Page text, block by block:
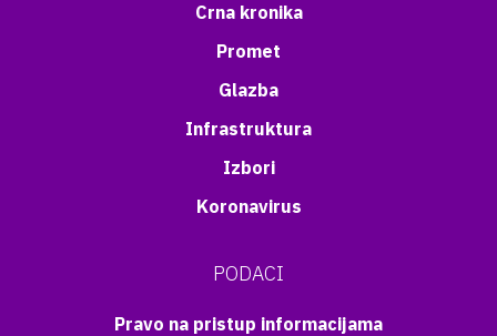
Crna kronika
Promet
Glazba
Infrastruktura
Izbori
Koronavirus
PODACI
Pravo na pristup informacijama